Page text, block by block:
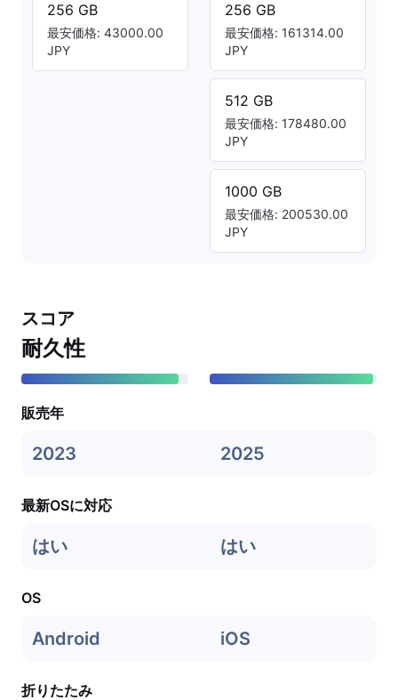
256 GB
最安価格: 43000.00
JPY
256 GB
最安価格: 161314.00
JPY
512 GB
最安価格: 178480.00
JPY
1000 GB
最安価格: 200530.00
JPY
スコア
耐久性
販売年
2023 2025
最新OSに対応
はい はい
OS
Android iOS
折りたたみ